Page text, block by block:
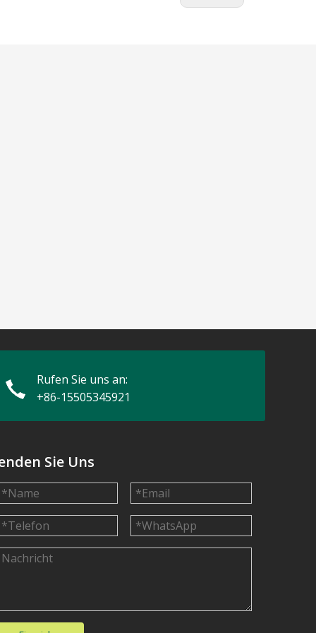
Rufen Sie uns an:
+86-15505345921
Sie Uns